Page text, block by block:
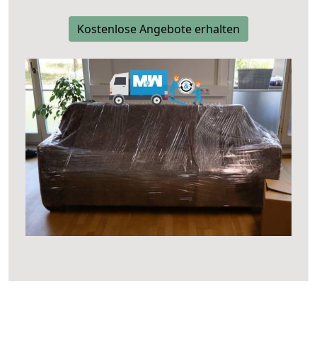
Kostenlose Angebote erhalten